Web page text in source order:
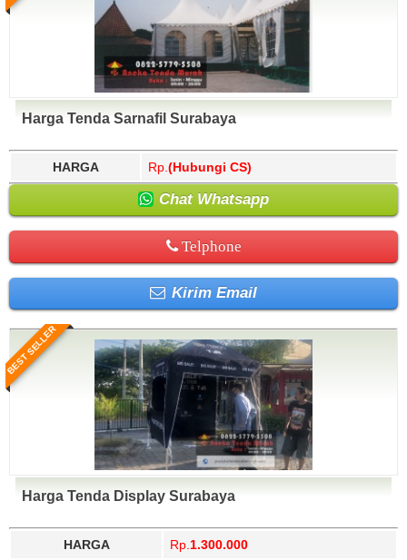
Harga Tenda Sarnafil Surabaya
HARGA Rp. (Hubungi CS)
Chat Whatsapp
Telphone
Kirim Email
BEST SELLER
Harga Tenda Display Surabaya
HARGA Rp. 1.300.000